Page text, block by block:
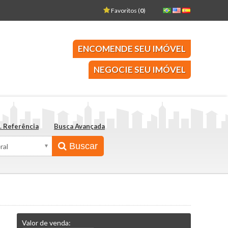
ENCOMENDE SEU IMÓVEL
NEGOCIE SEU IMÓVEL
no Imposto de Renda?
imóveis
em meio à recessão econômica
Favoritos (0)
Buscar
Referência Busca Avançada
Valor de venda: